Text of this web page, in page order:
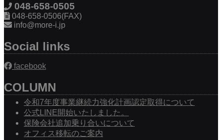
048-658-0505
048-658-0506(FAX)
info@more-i.jp
Social links
facebook
COLUMN
令和7年度事業継続力強化計画認定取得について
公式LINE開始いたしました。
保険会社追加乗り合いについて
オフィス移転のご案内